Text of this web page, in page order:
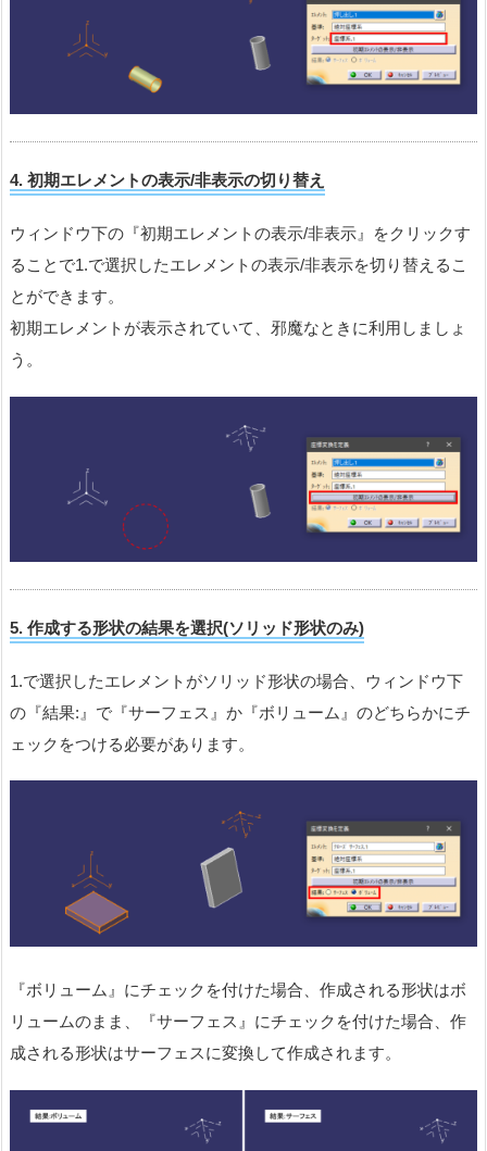
4. 初期エレメントの表示/非表示の切り替え
ウィンドウ下の『初期エレメントの表示/非表示』をクリックす
ることで1.で選択したエレメントの表示/非表示を切り替えるこ
とができます。
初期エレメントが表示されていて、邪魔なときに利用しましょ
う。
5. 作成する形状の結果を選択(ソリッド形状のみ)
1.で選択したエレメントがソリッド形状の場合、ウィンドウ下
の『結果:』で『サーフェス』か『ボリューム』のどちらかにチ
ェックをつける必要があります。
『ボリューム』にチェックを付けた場合、作成される形状はボ
リュームのまま、『サーフェス』にチェックを付けた場合、作
成される形状はサーフェスに変換して作成されます。